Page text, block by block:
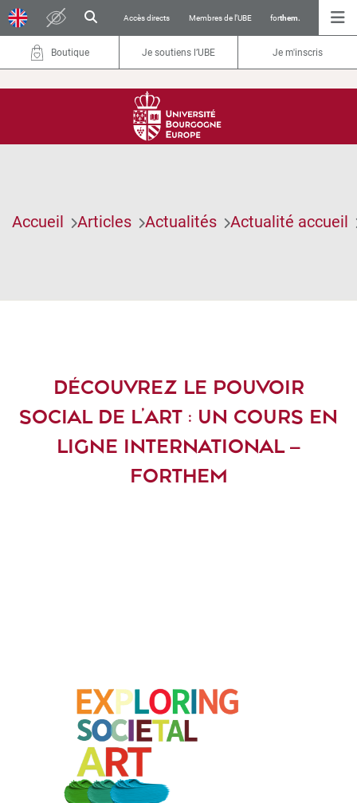
Accès directs Membres de l’UBE forthem.
Boutique Je soutiens l’UBE Je m'inscris
Accueil Articles Actualités Actualité accueil
DÉCOUVREZ LE POUVOIR
SOCIAL DE L’ART : UN COURS EN
LIGNE INTERNATIONAL –
FORTHEM